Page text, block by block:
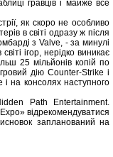
гравців і майже все
як скоро не особливо
в світі одразу ж після
з Valve, - за минулі
ігор, нерідко виникає
25 мільйонів копій по
дію Counter-Strike і
на консолях наступного
Path Entertainment.
відрекомендуватися
запланований на